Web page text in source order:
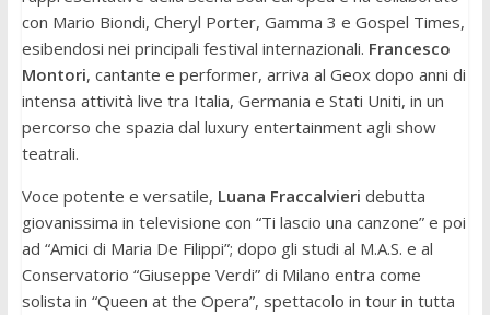
con Mario Biondi, Cheryl Porter, Gamma 3 e Gospel Times,
esibendosi nei principali festival internazionali. Francesco
Montori, cantante e performer, arriva al Geox dopo anni di
intensa attività live tra Italia, Germania e Stati Uniti, in un
percorso che spazia dal luxury entertainment agli show
teatrali.
Voce potente e versatile, Luana Fraccalvieri debutta
giovanissima in televisione con “Ti lascio una canzone” e poi
ad “Amici di Maria De Filippi”; dopo gli studi al M.A.S. e al
Conservatorio “Giuseppe Verdi” di Milano entra come
solista in “Queen at the Opera”, spettacolo in tour in tutta